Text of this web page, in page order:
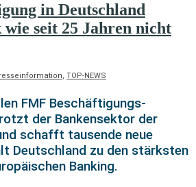
in Deutschland
wie seit 25 Jahren nicht
, TOP-NEWS
FMF Beschäftigungs-
der Bankensektor der
schafft tausende neue
Deutschland zu den stärksten
Banking.